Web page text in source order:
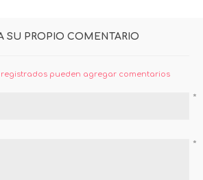
SU PROPIO COMENTARIO
pueden agregar comentarios
*
*